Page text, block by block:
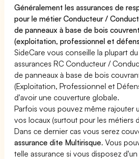
Généralement les assurances de
pour le métier Conducteur /
de panneaux à base de bois
(exploitation, professionnel et
SideCare vous conseille la plupart
assurances RC Conducteur /
de panneaux à base de bois
(Exploitation, Professionnel et
d'avoir une couverture globale.
Parfois vous pouvez même rajouter
vos locaux (surtout pour les métiers
Dans ce dernier cas vous serez
assurance dite Multirisque. Vous
telle assurance si vous disposez